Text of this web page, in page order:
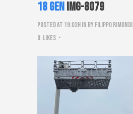
18 GenIMG-8079
Posted at 19:03hin by Filippo Rimondi
0 Likes